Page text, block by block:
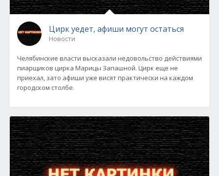
Цирк уедет, афиши могут остаться
Новости
Челябинские власти высказали недовольство действиями
пиарщиков цирка Марицы Запашной. Цирк еще не
приехал, зато афиши уже висят практически на каждом
городском столбе.